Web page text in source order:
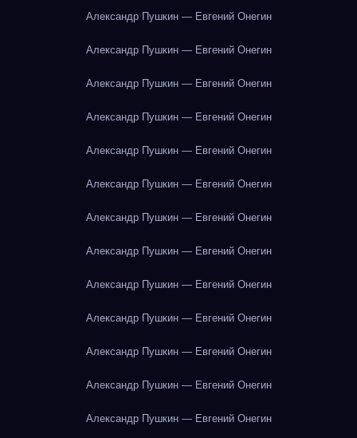
Александр Пушкин — Евгений Онегин
Александр Пушкин — Евгений Онегин
Александр Пушкин — Евгений Онегин
Александр Пушкин — Евгений Онегин
Александр Пушкин — Евгений Онегин
Александр Пушкин — Евгений Онегин
Александр Пушкин — Евгений Онегин
Александр Пушкин — Евгений Онегин
Александр Пушкин — Евгений Онегин
Александр Пушкин — Евгений Онегин
Александр Пушкин — Евгений Онегин
Александр Пушкин — Евгений Онегин
Александр Пушкин — Евгений Онегин